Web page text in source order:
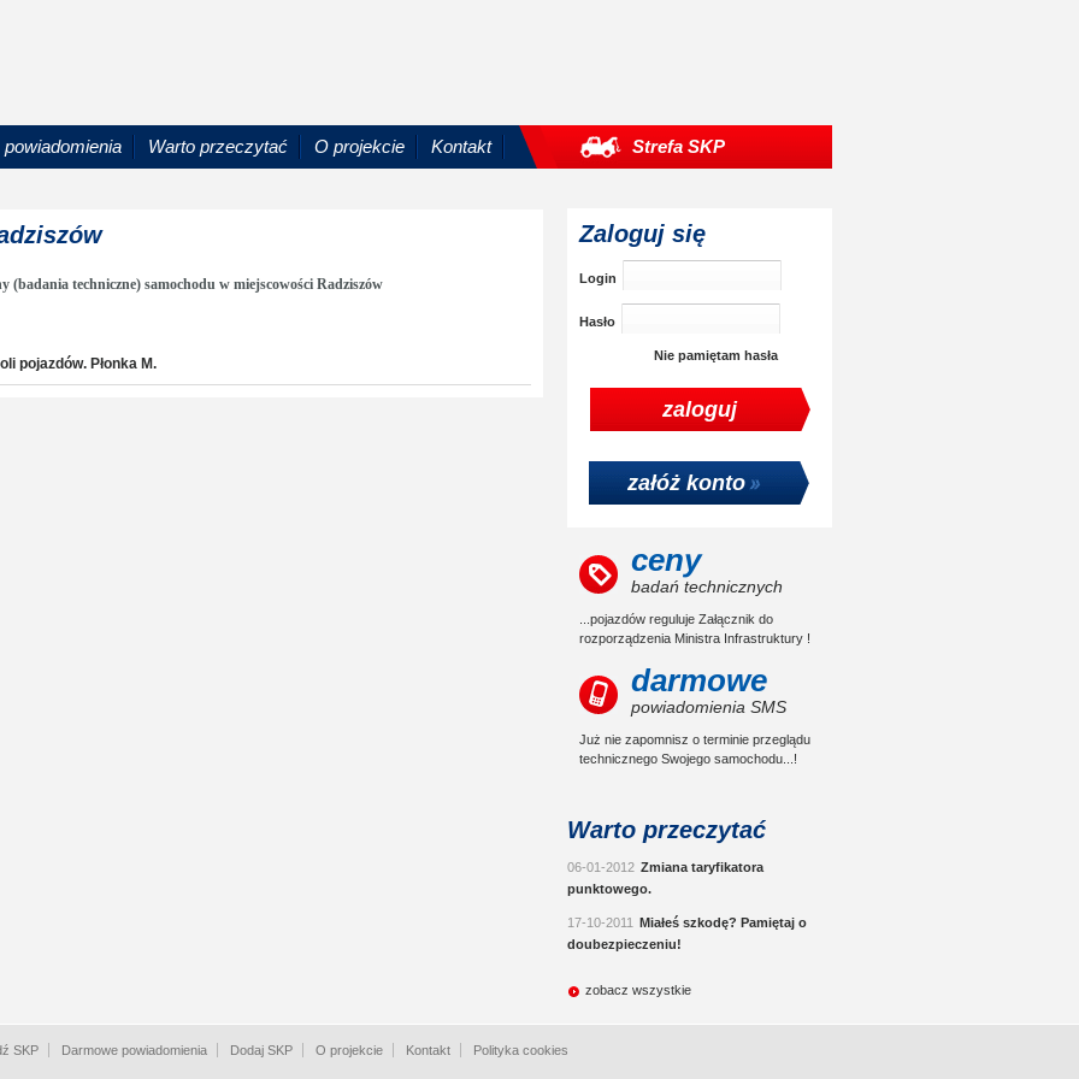
Warto przeczytać O projekcie Kontakt Strefa SKP
(badania techniczne) samochodu w miejscowości Radziszów
pojazdów. Płonka M.
Zaloguj się
Login
Hasło
Nie pamiętam hasła
załóż konto
ceny
badań technicznych
...pojazdów reguluje Załącznik do
rozporządzenia Ministra Infrastruktury !
darmowe
powiadomienia SMS
Już nie zapomnisz o terminie przeglądu
technicznego Swojego samochodu...!
Warto przeczytać
06-01-2012 Zmiana taryfikatora
punktowego.
17-10-2011 Miałeś szkodę? Pamiętaj o
doubezpieczeniu!
zobacz wszystkie
SKP Darmowe powiadomienia Dodaj SKP O projekcie Kontakt Polityka cookies